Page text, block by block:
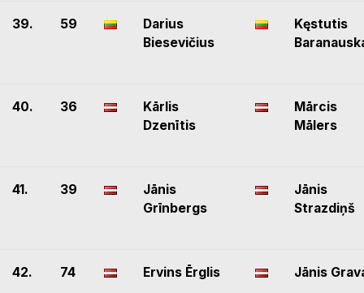
39. 59
Darius
Biesevičius
Kęstutis
40. 36
Kārlis
Dzenītis
Mārcis
Mālers
41. 39
Jānis
Grīnbergs
Jānis
Strazdiņš
42. 74 Ervins Ērglis Jānis